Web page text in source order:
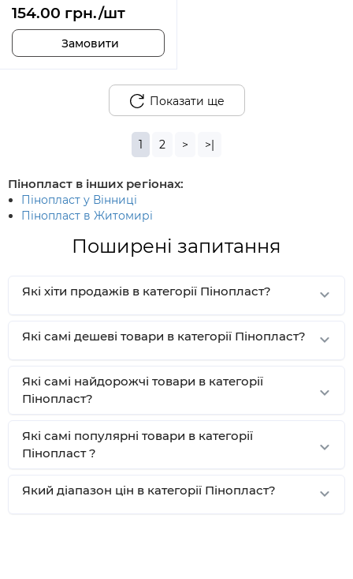
154.00 грн./шт
Замовити
Показати ще
1 2 > >|
Пінопласт в інших регіонах:
Пінопласт у Вінниці
Пінопласт в Житомирі
Поширені запитання
Які хіти продажів в категорії Пінопласт?
Які самі дешеві товари в категорії Пінопласт?
Які самі найдорожчі товари в категорії
Пінопласт?
Які самі популярні товари в категорії
Пінопласт ?
Який діапазон цін в категорії Пінопласт?